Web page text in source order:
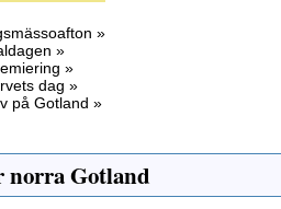
»
»
»
dag »
på Gotland »
norra Gotland